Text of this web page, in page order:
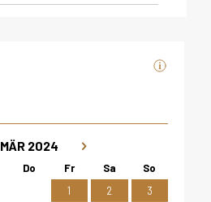
MÄR 2024
1 2
3